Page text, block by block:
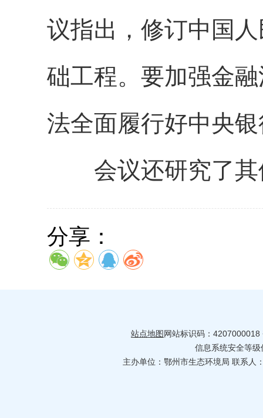
议指出，修订中国
础工程。要加强金
法全面履行好中央
会议还研究了其
分享：
站点地图网站标识码：
信息系统安全等
主办单位：鄂州市生态环境局 联系人